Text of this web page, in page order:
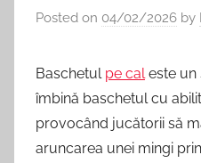
Posted on 04/02/2026 by
Baschetul pe cal este
îmbină baschetul cu
provocând jucătorii să
aruncarea unei mingi